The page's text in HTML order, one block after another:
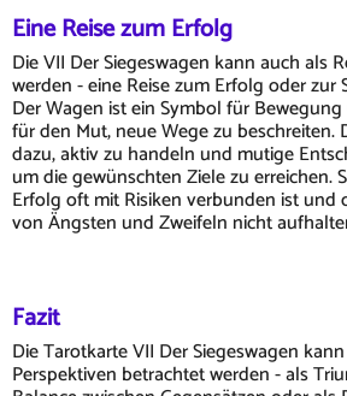
Eine Reise zum Erfolg
Die VII Der Siegeswagen kann auch als
werden - eine Reise zum Erfolg oder zur
Der Wagen ist ein Symbol für
für den Mut, neue Wege zu beschreiten.
dazu, aktiv zu handeln und mutige
um die gewünschten Ziele zu erreichen.
Erfolg oft mit Risiken verbunden ist und
von Ängsten und Zweifeln nicht
Fazit
Die Tarotkarte VII Der Siegeswagen
Perspektiven betrachtet werden - als